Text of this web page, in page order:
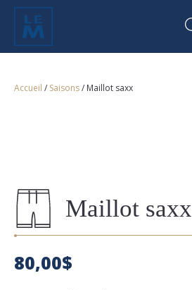
Accueil / Saisons/ Maillot saxx
Maillot saxx
80,00$